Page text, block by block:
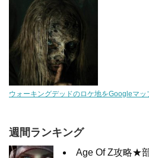
ウォーキングデッドのロケ地をGoogleマ
週間ランキング
Age Of Z攻略★